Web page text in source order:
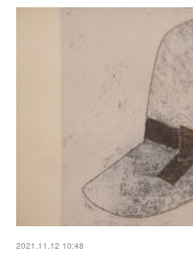
2021.11.12 10:48